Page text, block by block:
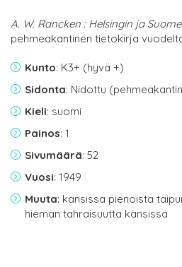
A. W. Rancken : Helsingin ja
pehmeäkantinen tietokirja
Kunto: K3+ (hyvä +)
Sidonta: Nidottu
Kieli: suomi
Painos: 1
Sivumäärä: 52
Vuosi: 1949
Muuta: kansissa pienoista
hieman tahraisuutta kansissa